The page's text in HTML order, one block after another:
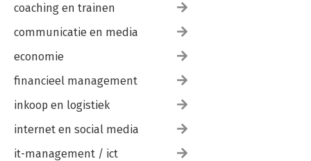
coaching en trainen
communicatie en media
economie
financieel management
inkoop en logistiek
internet en social media
it-management / ict